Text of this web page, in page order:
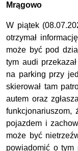
Mrągowo
W piątek
otrzymał
może być pod
tym audi
na parking przy
skierował tam
autem oraz
funkcjonariuszom,
pojazdem i
może być
powiadomić o tym